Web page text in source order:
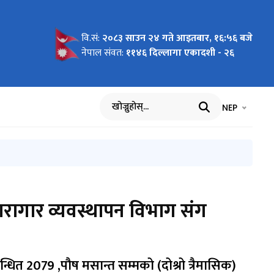
वि.सं: २०८३ साउन २४ गते आइतबार, १६:५६ बजे
नेपाल संवत: ११४६ दिल्लागा एकादशी - २६
खोज्नुहोस् भाषा चयन
NEP
व्यवस्थापन विभाग संग
2079 ,पौष मसान्त सम्मको (दोश्रो त्रैमासिक)